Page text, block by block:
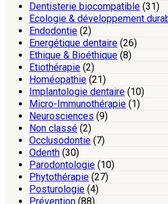
Dentisterie biocompatible (31)
Ecologie & développement
Endodontie (2)
Energétique dentaire (26)
Ethique & Bioéthique (8)
Etiothérapie (2)
Homéopathie (21)
Implantologie dentaire (10)
Micro-Immunothérapie (1)
Neurosciences (9)
Non classé (2)
Occlusodontie (7)
Odenth (30)
Parodontologie (10)
Phytothérapie (27)
Posturologie (4)
Prévention (88)